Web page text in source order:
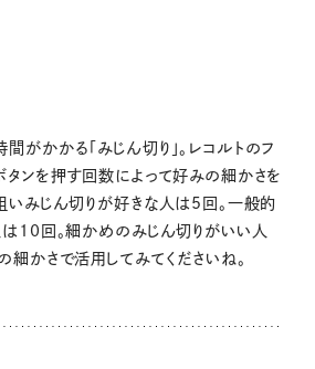
がかかる「みじん切り」。レコルトのフ
タンを押す回数によって好みの細かさを
いみじん切りが好きな人は5回。一般的
10回。細かめのみじん切りがいい人
細かさで活用してみてくださいね。